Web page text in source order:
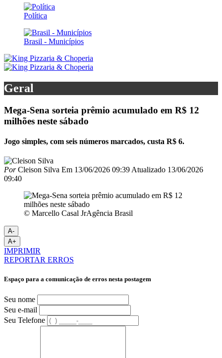
Política
Brasil - Municípios
Geral
Mega-Sena sorteia prêmio acumulado em R$ 12
milhões neste sábado
Jogo simples, com seis números marcados, custa R$ 6.
PorCleison Silva Em 13/06/2026 09:39 Atualizado 13/06/2026
09:40
© Marcello Casal JrAgência Brasil
A-
A+
IMPRIMIR
REPORTAR ERROS
Espaço para a comunicação de erros nesta postagem
Seu nome
Seu e-mail
Seu Telefone